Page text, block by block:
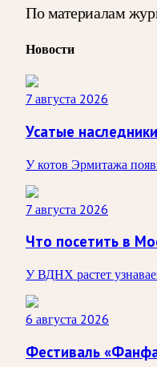
По материалам
Новости
7 августа 2026
Усатые наследники
У котов Эрмитажа
7 августа 2026
Что посетить в
У ВДНХ растет
6 августа 2026
Фестиваль